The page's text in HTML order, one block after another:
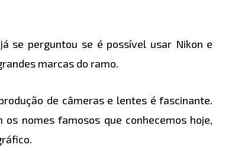
se perguntou se é possível usar Nikon e
marcas do ramo.
de câmeras e lentes é fascinante.
nomes famosos que conhecemos hoje,